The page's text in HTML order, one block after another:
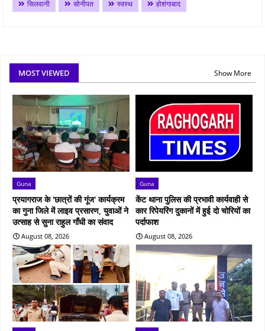
सिलवानी
सोनीपत स्वस्थ होशंगाबाद
MOST VIEWED Show More
Guna
प्रयागराज के 'छात्रों की गूंज' कार्यक्रम
का गुना जिले में लाइव प्रसारण, युवाओं ने
उत्साह से सुना राहुल गाँधी का संवाद
August 08, 2026
Guna
केंट थाना पुलिस की प्रभावी कार्यवाही से
कार रिपेयरिंग दुकानों में हुई दो चोरियों का
पर्दाफाश
August 08, 2026